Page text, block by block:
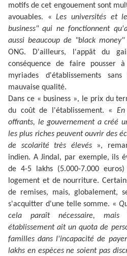
motifs de cet engouement sont
avouables. «Les universités et
business" qui ne fonctionnent
aussi beaucoup de "black money"
ONG. D'ailleurs, l'appât du
conséquence de faire pousser
myriades d'établissements
mauvaise qualité.
Dans ce « business », le prix du
du coût de l'établissement. «
offrants, le gouvernement a créé
les plus riches peuvent ouvrir des
de scolarité très élevés»,
indien. A Jindal, par exemple, ils
de 4-5 lakhs (5.000-7.000
logement et de nourriture.
de remises, mais, globalement,
s'acquitter d'une telle somme. «
cela paraît nécessaire,
établissement ait un quota de
familles dans l'incapacité de
lakhs en espèces ne soient pas